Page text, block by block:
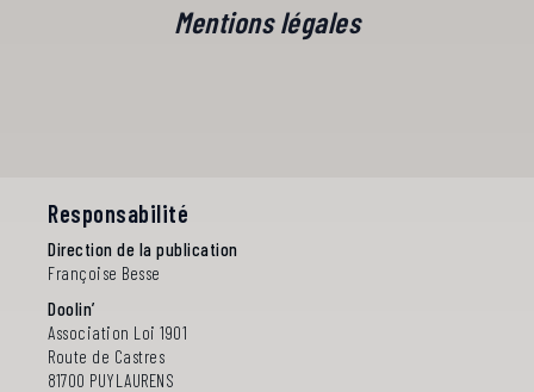
Mentions légales
Responsabilité
Direction de la publication
Françoise Besse
Doolin’
Association Loi 1901
Route de Castres
81700 PUYLAURENS